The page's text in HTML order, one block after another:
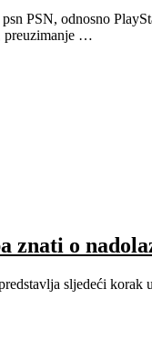
PSN, odnosno
preuzimanje …
znati o
sljedeći